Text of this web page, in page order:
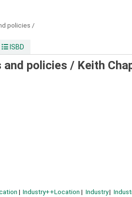
policies /
ISBD
and policies / Keith
Industry++Location Industry